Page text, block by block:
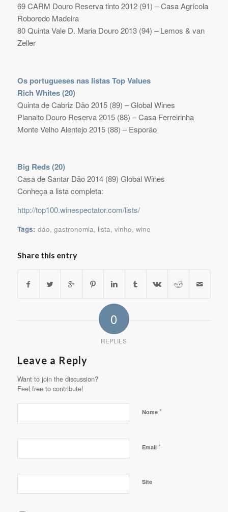
69 CARM Douro Reserva tinto 2012 (91) – Casa Agrícola
Roboredo Madeira
80 Quinta Vale D. Maria Douro 2013 (94) – Lemos & van
Zeller
Os portugueses nas listas Top Values
Rich Whites (20)
Quinta de Cabriz Dão 2015 (89) – Global Wines
Planalto Douro Reserva 2015 (88) – Casa Ferreirinha
Monte Velho Alentejo 2015 (88) – Esporão
Big Reds (20)
Casa de Santar Dão 2014 (89) Global Wines
Conheça a lista completa:
http://top100.winespectator.com/lists/
Tags: dão, gastronomia, lista, vinho, wine
Share this entry
0
REPLIES
Leave a Reply
Want to join the discussion?
Feel free to contribute!
Nome *
Email *
Site